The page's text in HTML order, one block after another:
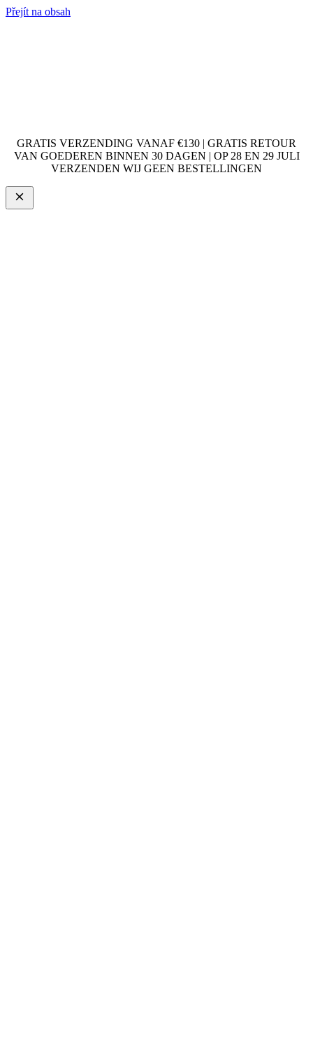
Přejít na obsah
GRATIS VERZENDING VANAF €130 | GRATIS RETOUR
VAN GOEDEREN BINNEN 30 DAGEN | OP 28 EN 29 JULI
VERZENDEN WIJ GEEN BESTELLINGEN